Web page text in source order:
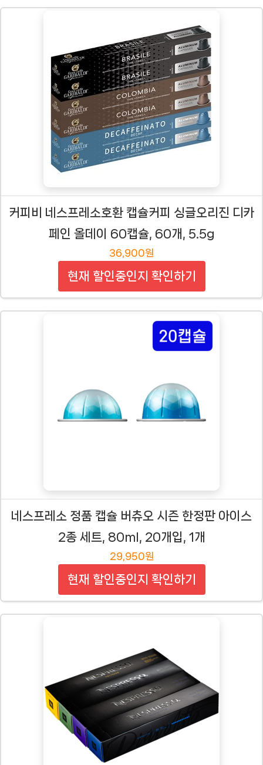
커피비 네스프레소호환 캡슐커피 싱글오리진 디카
페인 올데이 60캡슐, 60개, 5.5g
36,900원
현재 할인중인지 확인하기
네스프레소 정품 캡슐 버츄오 시즌 한정판 아이스
2종 세트, 80ml, 20개입, 1개
29,950원
현재 할인중인지 확인하기